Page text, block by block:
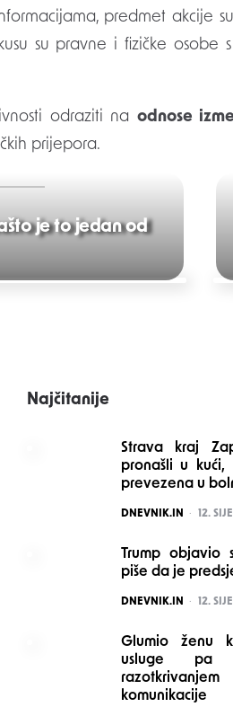
predmet akcije su
su pravne i fizičke osobe
odraziti na odnose
prijepora.
je to jedan od
Najčitanije
Strava kraj
pronašli u
prevezena u
POSTED
DNEVNIK.IN 12.
Trump objavio
piše da je
POSTED
DNEVNIK.IN 12.
Glumio ženu
usluge pa
komunikacije